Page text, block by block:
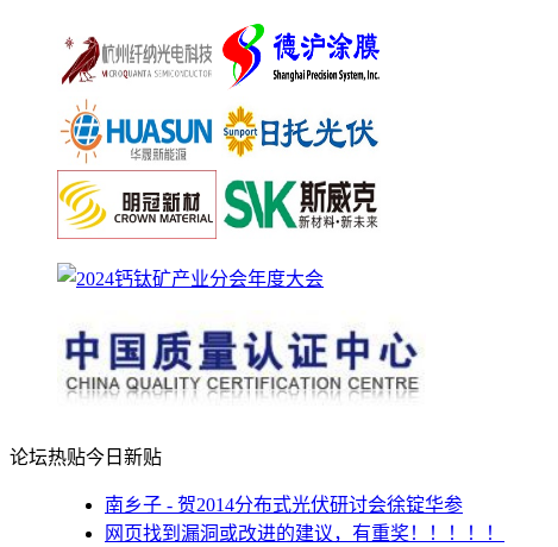
论坛热贴今日新贴
南乡子 - 贺2014分布式光伏研讨会徐锭华参
网页找到漏洞或改进的建议，有重奖！！！！！